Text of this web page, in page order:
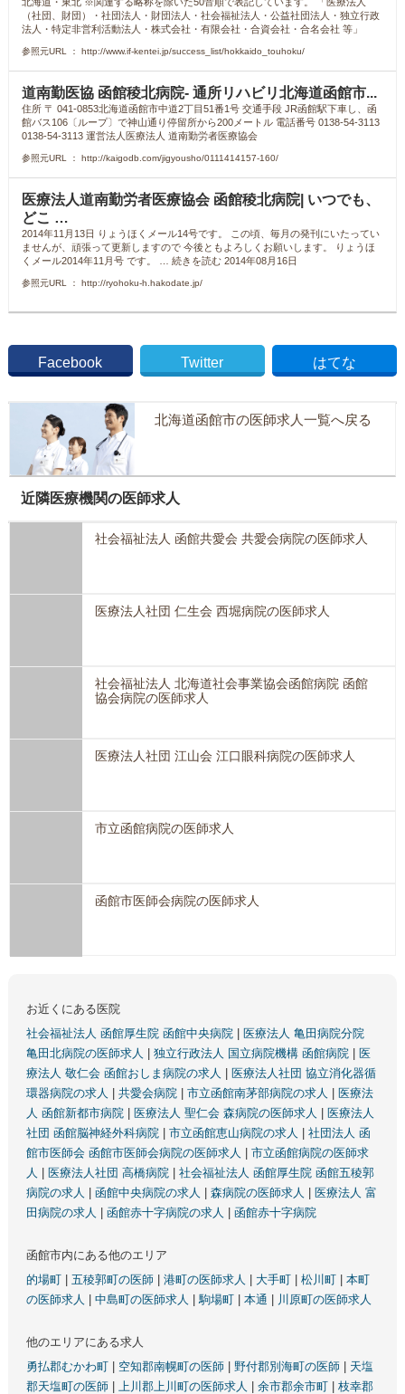
（社団、財団）・社団法人・財団法人・社会福祉法人・公益社団法人・独立行政
法人・特定非営利活動法人・株式会社・有限会社・合資会社・合名会社 等」
参照元URL ： http://www.if-kentei.jp/success_list/hokkaido_touhoku/
道南勤医協 函館稜北病院- 通所リハビリ北海道函館市...
住所 〒 041-0853北海道函館市中道2丁目51番1号 交通手段 JR函館駅下車し、函
館バス106〔ループ〕で神山通り停留所から200メートル 電話番号 0138-54-3113
0138-54-3113 運営法人医療法人 道南勤労者医療協会
参照元URL ： http://kaigodb.com/jigyousho/0111414157-160/
医療法人道南勤労者医療協会 函館稜北病院| いつでも、
どこ …
2014年11月13日 りょうほくメール14号です。 この頃、毎月の発刊にいたってい
ませんが、頑張って更新しますので 今後ともよろしくお願いします。 りょうほ
くメール2014年11月号 です。 … 続きを読む 2014年08月16日
参照元URL ： http://ryohoku-h.hakodate.jp/
Facebook Twitter はてな
北海道函館市の医師求人一覧へ戻る
近隣医療機関の医師求人
社会福祉法人 函館共愛会 共愛会病院の医師求人
医療法人社団 仁生会 西堀病院の医師求人
社会福祉法人 北海道社会事業協会函館病院 函館
協会病院の医師求人
医療法人社団 江山会 江口眼科病院の医師求人
市立函館病院の医師求人
函館市医師会病院の医師求人
お近くにある医院
社会福祉法人 函館厚生院 函館中央病院
医療法人 亀田病院分院
亀田北病院の医師求人
独立行政法人 国立病院機構 函館病院
医
療法人 敬仁会 函館おしま病院の求人
医療法人社団 協立消化器循
環器病院の求人
共愛会病院 市立函館南茅部病院の求人
医療法
人 函館新都市病院
医療法人 聖仁会 森病院の医師求人
医療法人
社団 函館脳神経外科病院
市立函館恵山病院の求人
社団法人 函
館市医師会 函館市医師会病院の医師求人
市立函館病院の医師求
人
医療法人社団 高橋病院
社会福祉法人 函館厚生院 函館五稜郭
病院の求人
函館中央病院の求人 森病院の医師求人
医療法人 富
田病院の求人
函館赤十字病院の求人 函館赤十字病院
函館市内にある他のエリア
的場町
五稜郭町の医師 港町の医師求人 大手町 松川町
本町
の医師求人
中島町の医師求人 |駒場町 本通 川原町の医師求人
他のエリアにある求人
勇払郡むかわ町
空知郡南幌町の医師 野付郡別海町の医師
天塩
郡天塩町の医師
上川郡上川町の医師求人 余市郡余市町
枝幸郡